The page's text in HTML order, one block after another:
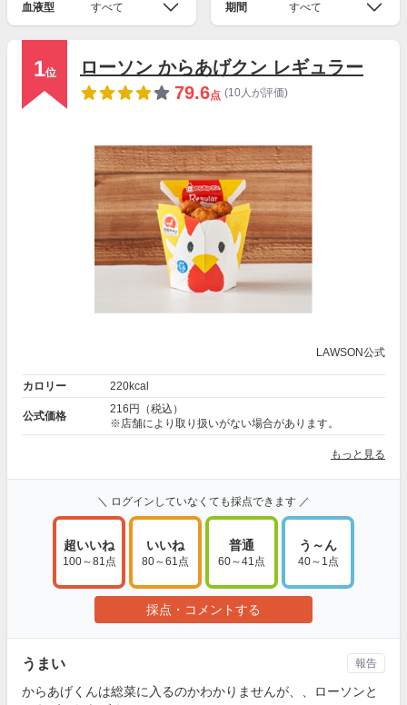
血液型 すべて 期間 すべて
1位
ローソン からあげクン レギュラー
79.6点 (10人が評価)
LAWSON公式
カロリー 220kcal
公式価格
216円（税込）
※店舗により取り扱いがない場合があります。
もっと見る
＼ ログインしていなくても採点できます ／
超いいね
100～81点
いいね
80～61点
普通
60～41点
う～ん
40～1点
採点・コメントする
うまい
からあげくんは総菜に入るのかわかりませんが、、ローソンと
報告